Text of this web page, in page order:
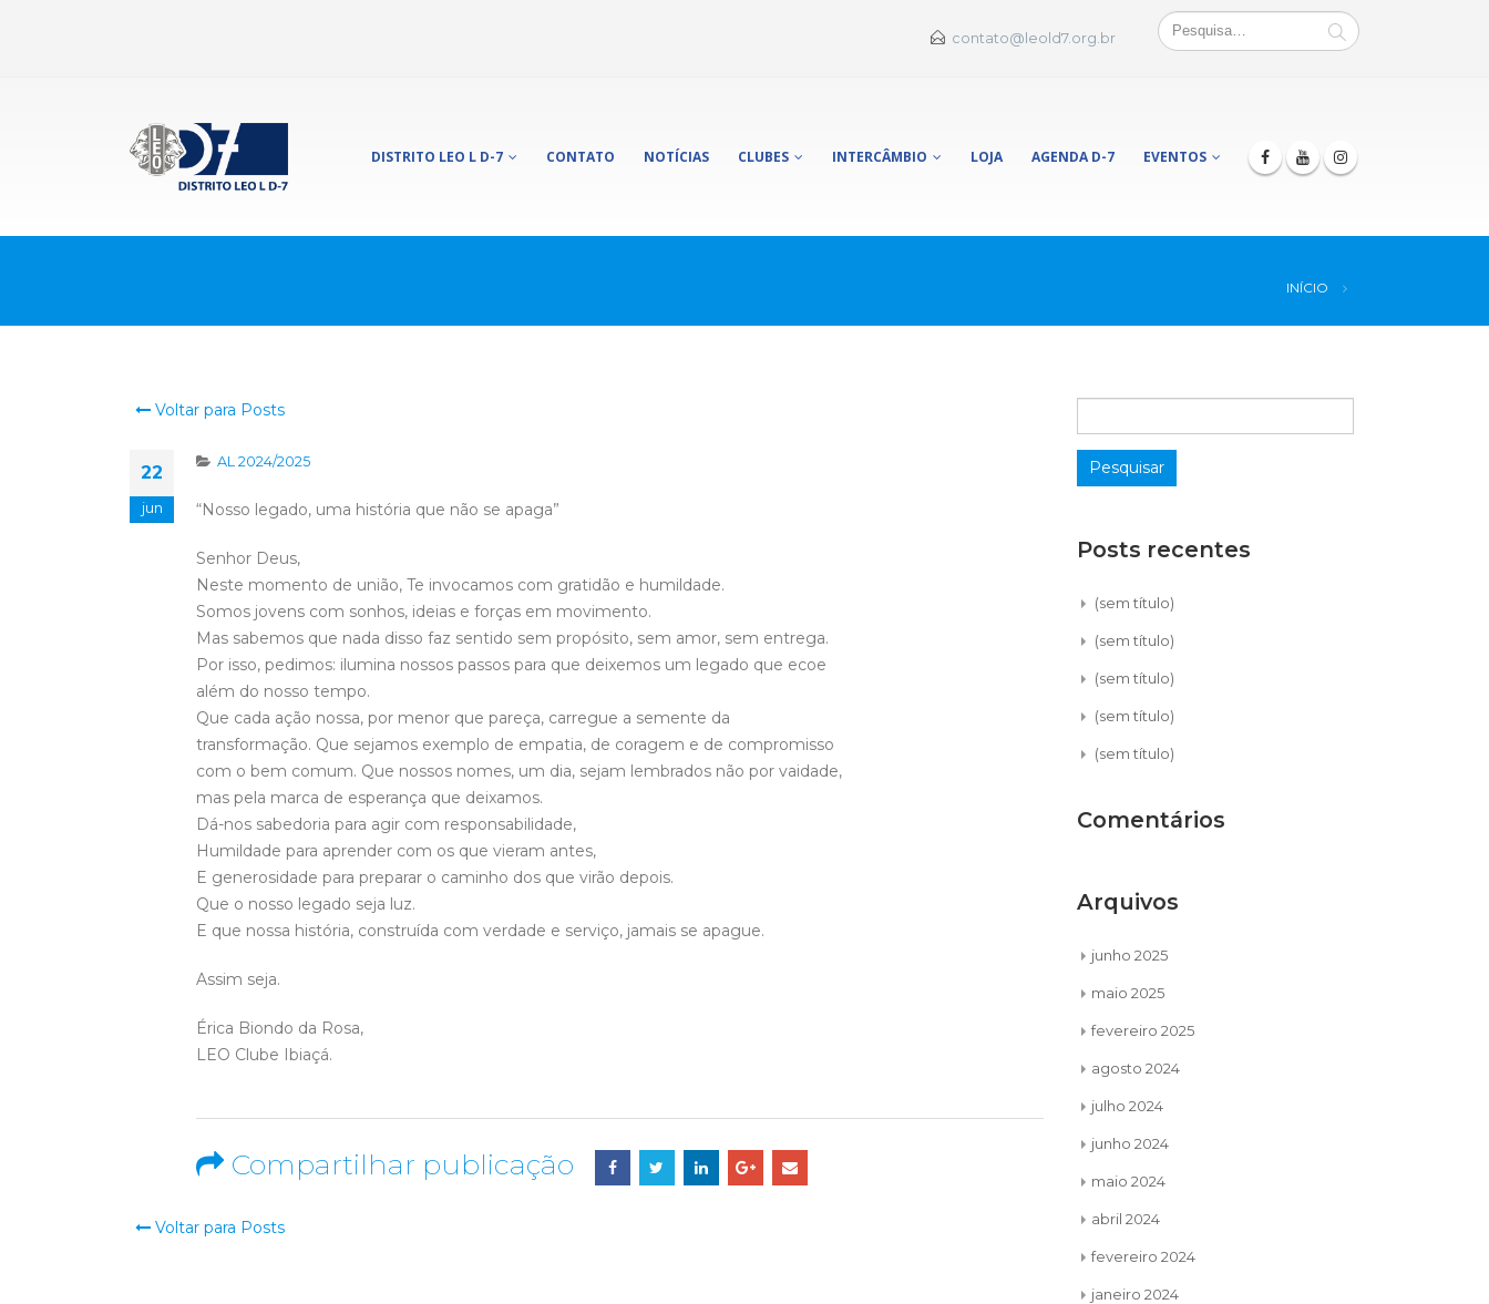
contato@leold7.org.br
DISTRITO LEO L D-7 CONTATO NOTÍCIAS CLUBES INTERCÂMBIO LOJA AGENDA D-7 EVENTOS
INÍCIO
Voltar para Posts
22
jun
AL 2024/2025
“Nosso legado, uma história que não se apaga”
Senhor Deus,
Neste momento de união, Te invocamos com gratidão e humildade.
Somos jovens com sonhos, ideias e forças em movimento.
Mas sabemos que nada disso faz sentido sem propósito, sem amor, sem entrega.
Por isso, pedimos: ilumina nossos passos para que deixemos um legado que ecoe
além do nosso tempo.
Que cada ação nossa, por menor que pareça, carregue a semente da
transformação. Que sejamos exemplo de empatia, de coragem e de compromisso
com o bem comum. Que nossos nomes, um dia, sejam lembrados não por vaidade,
mas pela marca de esperança que deixamos.
Dá-nos sabedoria para agir com responsabilidade,
Humildade para aprender com os que vieram antes,
E generosidade para preparar o caminho dos que virão depois.
Que o nosso legado seja luz.
E que nossa história, construída com verdade e serviço, jamais se apague.
Assim seja.
Érica Biondo da Rosa,
LEO Clube Ibiaçá.
Compartilhar publicação
Voltar para Posts
Posts recentes
(sem título)
(sem título)
(sem título)
(sem título)
(sem título)
Comentários
Arquivos
junho 2025
maio 2025
fevereiro 2025
agosto 2024
julho 2024
junho 2024
maio 2024
abril 2024
fevereiro 2024
janeiro 2024